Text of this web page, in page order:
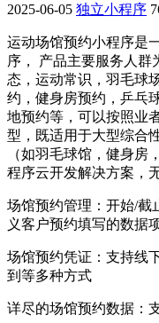
2025-06-05 独立小程序
运动场馆预约小程序是
序， 产品主要服务人群
态，运动常识，羽毛球
约，健身房预约，乒乓
地预约等，可以按照业
型，既适用于大型综合
（如羽毛球馆，健身房
程序云开发解决方案，
场馆预约管理：开始/截
义客户预约填写的数据
场馆预约凭证：支持线
到等多种方式
详尽的场馆预约数据：